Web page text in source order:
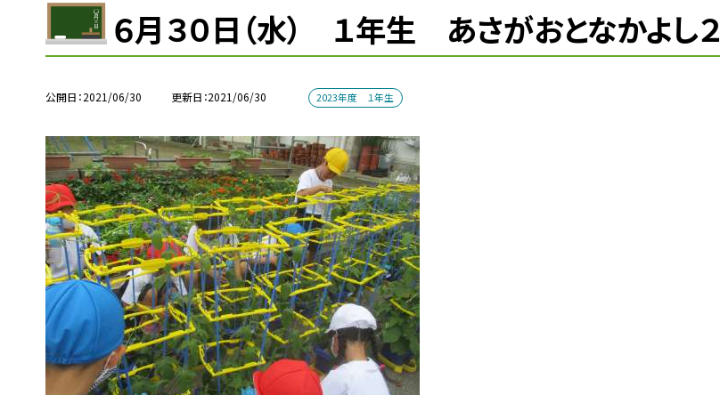
６月３０日（水） １年生 あさがおとなかよし２
公開日 2021/06/30 更新日 2021/06/30 2023年度 １年生